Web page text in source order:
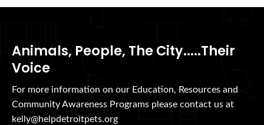
Animals, People, The City.....Their
Voice
For more information on our Education, Resources and
Community Awareness Programs please contact us at
kelly@helpdetroitpets.org